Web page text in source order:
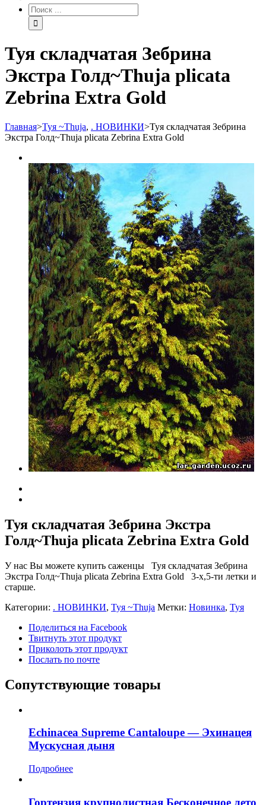
Туя складчатая Зебрина
Экстра Голд~Thuja plicata
Zebrina Extra Gold
Главная>Туя ~Thuja, . НОВИНКИ>Туя складчатая Зебрина
Экстра Голд~Thuja plicata Zebrina Extra Gold
Туя складчатая Зебрина Экстра
Голд~Thuja plicata Zebrina Extra Gold
У нас Вы можете купить саженцы Туя складчатая Зебрина
Экстра Голд~Thuja plicata Zebrina Extra Gold 3-х,5-ти летки и
старше.
Категории: . НОВИНКИ, Туя ~Thuja Метки: Новинка, Туя
Поделиться на Facebook
Твитнуть этот продукт
Приколоть этот продукт
Послать по почте
Сопутствующие товары
Echinacea Supreme Cantaloupe — Эхинацея
Мускусная дыня
Подробнее
Гортензия крупнолистная Бесконечное лето